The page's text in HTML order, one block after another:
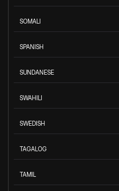
SOMALI
SPANISH
SUNDANESE
SWAHILI
SWEDISH
TAGALOG
TAMIL